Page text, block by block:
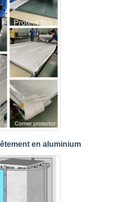
en aluminium